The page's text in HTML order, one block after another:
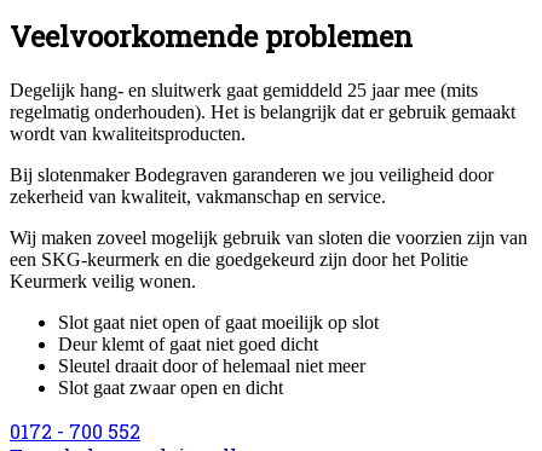
Veelvoorkomende problemen
Degelijk hang- en sluitwerk gaat gemiddeld 25 jaar mee (mits
regelmatig onderhouden). Het is belangrijk dat er gebruik gemaakt
wordt van kwaliteitsproducten.
Bij slotenmaker Bodegraven garanderen we jou veiligheid door
zekerheid van kwaliteit, vakmanschap en service.
Wij maken zoveel mogelijk gebruik van sloten die voorzien zijn van
een SKG-keurmerk en die goedgekeurd zijn door het Politie
Keurmerk veilig wonen.
Slot gaat niet open of gaat moeilijk op slot
Deur klemt of gaat niet goed dicht
Sleutel draait door of helemaal niet meer
Slot gaat zwaar open en dicht
0172 - 700 552